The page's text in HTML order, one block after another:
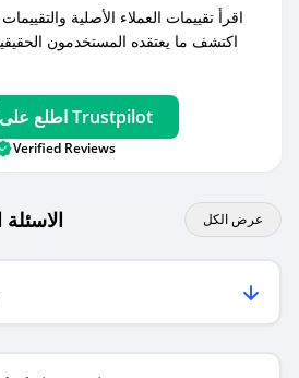
اقرأ تقييمات العملاء الأصلية
اكتشف ما يعتقده المستخدمون
اطلع على آراء عملائنا على Trustpilot
Verified Reviews
عرض الكل